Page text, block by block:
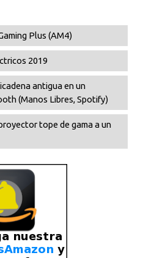
Plus (AM4)
2019
antigua en un
(Manos Libres, Spotify)
tope de gama a un